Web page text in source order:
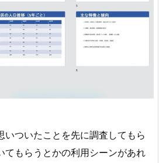
いついたことを先に調査してもら
てもらうとかの利用シーンがあれ